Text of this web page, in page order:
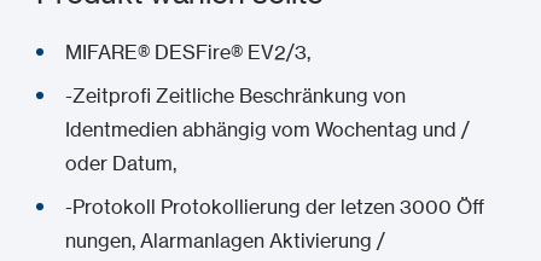
MIFARE® DESFire® EV2/3,
-Zeitprofi Zeitliche Beschränkung von
Identmedien abhängig vom Wochentag und /
oder Datum,
-Protokoll Protokollierung der letzen 3000 Öff
nungen, Alarmanlagen Aktivierung /